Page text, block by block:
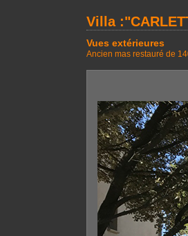
Villa
Vues extérieures
Ancien mas restauré de